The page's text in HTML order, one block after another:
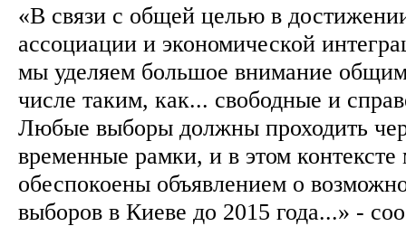
«В связи с общей целью в
ассоциации и экономической
мы уделяем большое внимание
числе таким, как... свободные и
Любые выборы должны проходить
временные рамки, и в этом
обеспокоены объявлением о
выборов в Киеве до 2015 года...» -